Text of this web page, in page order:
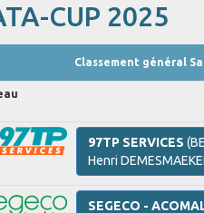
CUP 2025
Classement général
97TP SERVICES
Henri
SEGECO -